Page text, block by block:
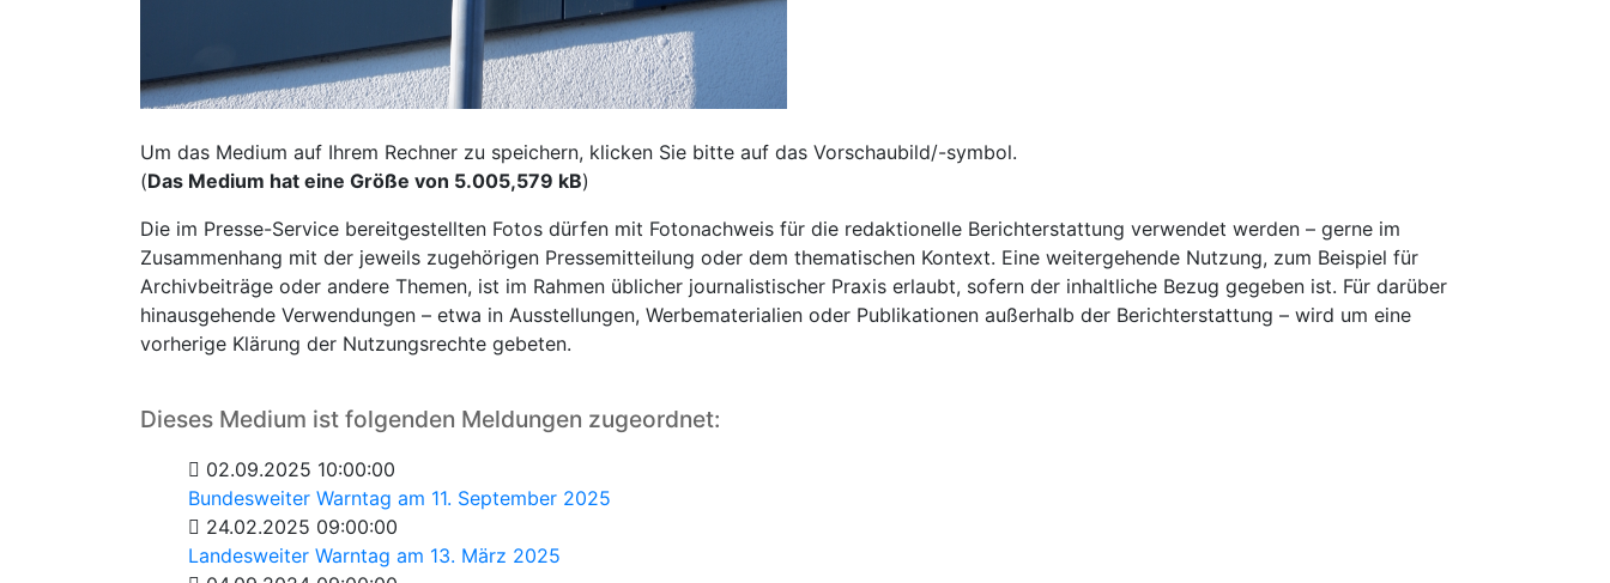
Um das Medium auf Ihrem Rechner zu speichern, klicken Sie bitte auf das Vorschaubild/-symbol.
(Das Medium hat eine Größe von 5.005,579 kB)
Die im Presse-Service bereitgestellten Fotos dürfen mit Fotonachweis für die redaktionelle Berichterstattung verwendet werden – gerne im
Zusammenhang mit der jeweils zugehörigen Pressemitteilung oder dem thematischen Kontext. Eine weitergehende Nutzung, zum Beispiel für
Archivbeiträge oder andere Themen, ist im Rahmen üblicher journalistischer Praxis erlaubt, sofern der inhaltliche Bezug gegeben ist. Für darüber
hinausgehende Verwendungen – etwa in Ausstellungen, Werbematerialien oder Publikationen außerhalb der Berichterstattung – wird um eine
vorherige Klärung der Nutzungsrechte gebeten.
Dieses Medium ist folgenden Meldungen zugeordnet:
02.09.2025 10:00:00
Bundesweiter Warntag am 11. September 2025
24.02.2025 09:00:00
Landesweiter Warntag am 13. März 2025